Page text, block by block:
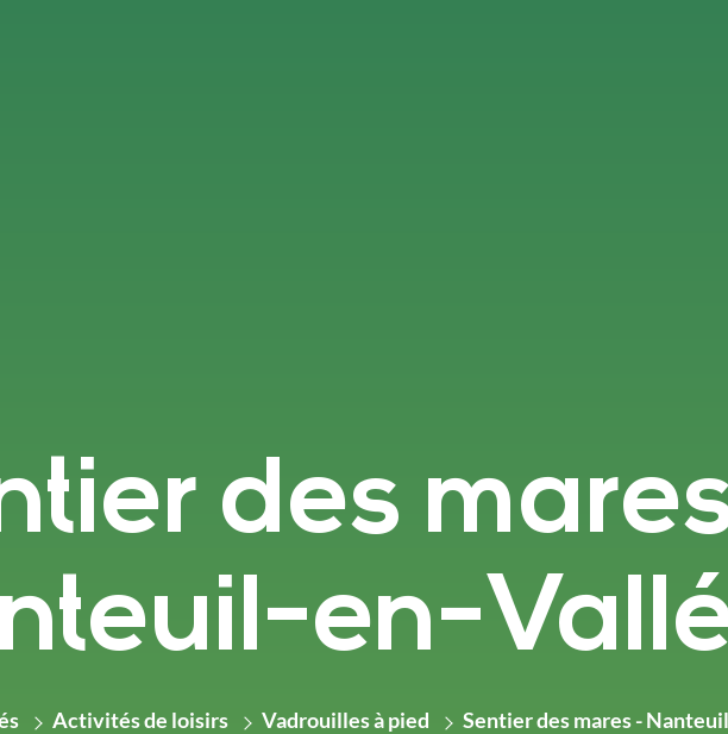
des
en-
Activités de loisirs Vadrouilles à pied Sentier des mares -